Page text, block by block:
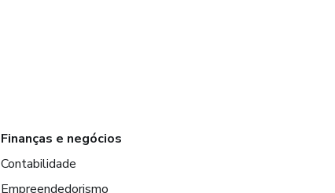
Finanças e negócios
Contabilidade
Empreendedorismo